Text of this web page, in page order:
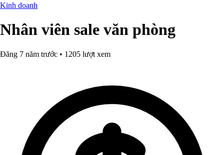
Kinh doanh
Nhân viên sale văn phòng
Đăng 7 năm trước • 1205 lượt xem